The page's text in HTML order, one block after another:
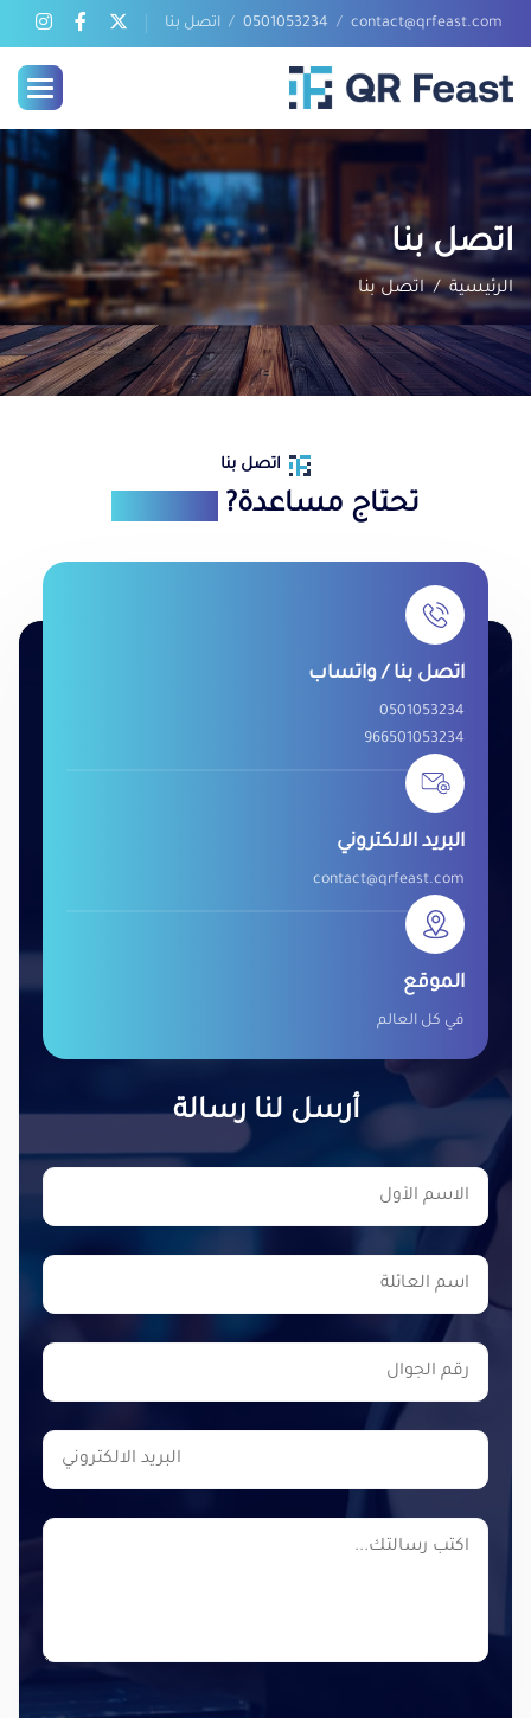
contact@qrfeast.com
0501053234 اتصل بنا
اتصل بنا
الرئيسية اتصل بنا
اتصل بنا
تحتاج مساعدة?
اتصل بنا / واتساب
0501053234
966501053234
البريد الالكتروني
contact@qrfeast.com
الموقع
في كل العالم
أرسل لنا رسالة